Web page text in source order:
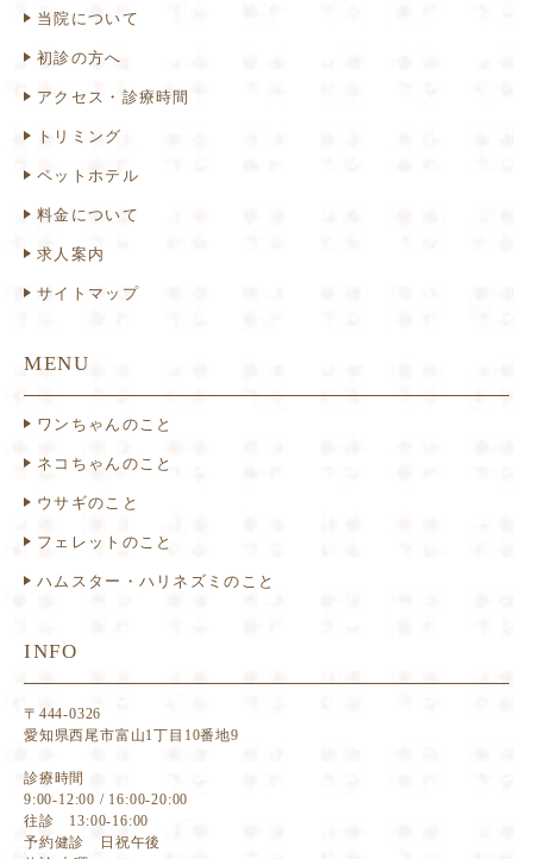
当院について
初診の方へ
アクセス・診療時間
トリミング
ペットホテル
料金について
求人案内
サイトマップ
MENU
ワンちゃんのこと
ネコちゃんのこと
ウサギのこと
フェレットのこと
ハムスター・ハリネズミのこと
INFO
〒444-0326
愛知県西尾市富山1丁目10番地9
診療時間
9:00-12:00 / 16:00-20:00
往診 13:00-16:00
予約健診 日祝午後